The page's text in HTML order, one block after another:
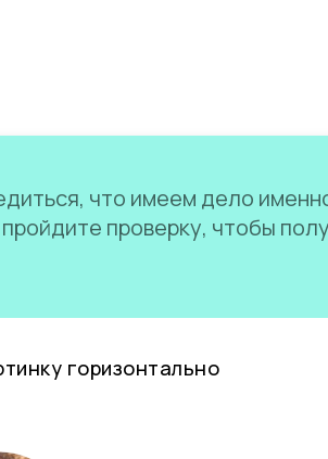
что имеем дело
проверку, чтобы
горизонтально